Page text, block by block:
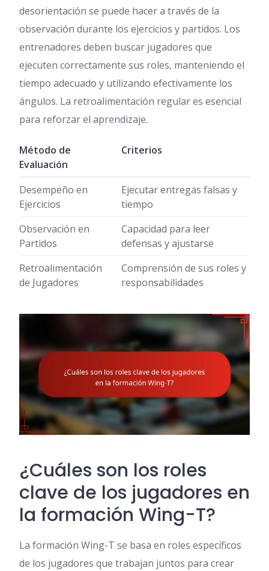
desorientación se puede hacer a través de la
observación durante los ejercicios y partidos. Los
entrenadores deben buscar jugadores que
ejecuten correctamente sus roles, manteniendo el
tiempo adecuado y utilizando efectivamente los
ángulos. La retroalimentación regular es esencial
para reforzar el aprendizaje.
Método de
Evaluación
Criterios
Desempeño en
Ejercicios
Ejecutar entregas falsas y
tiempo
Observación en
Partidos
Capacidad para leer
defensas y ajustarse
Retroalimentación
de Jugadores
Comprensión de sus roles y
responsabilidades
¿Cuáles son los roles
clave de los jugadores en
la formación Wing-T?
La formación Wing-T se basa en roles específicos
de los jugadores que trabajan juntos para crear